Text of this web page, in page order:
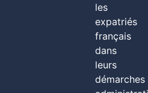
les
expatriés
français
dans
leurs
démarches